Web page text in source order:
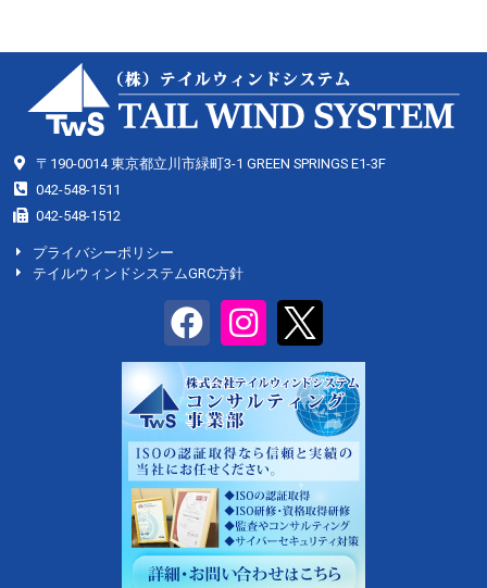
〒190-0014 東京都立川市緑町3-1 GREEN SPRINGS E1-3F
042-548-1511
042-548-1512
プライバシーポリシー
テイルウィンドシステムGRC方針